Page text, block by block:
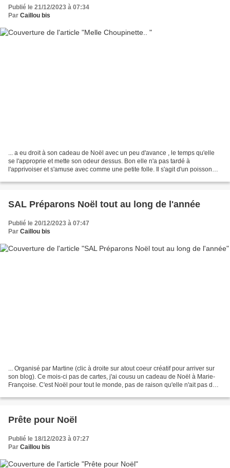
Publié le 21/12/2023 à 07:34
Par Caillou bis
... a eu droit à son cadeau de Noël avec un peu d'avance , le temps qu'elle
se l'approprie et mette son odeur dessus. Bon elle n'a pas tardé à
l'apprivoiser et s'amuse avec comme une petite folle. Il s'agit d'un poisson
SAL Préparons Noël tout au long de l'année
Publié le 20/12/2023 à 07:47
Par Caillou bis
... Organisé par Martine (clic à droite sur atout coeur créatif pour arriver sur
son blog). Ce mois-ci pas de cartes, j'ai cousu un cadeau de Noël à Marie-
Françoise. C'est Noël pour tout le monde, pas de raison qu'elle n'ait pas de
Prête pour Noël
Publié le 18/12/2023 à 07:27
Par Caillou bis